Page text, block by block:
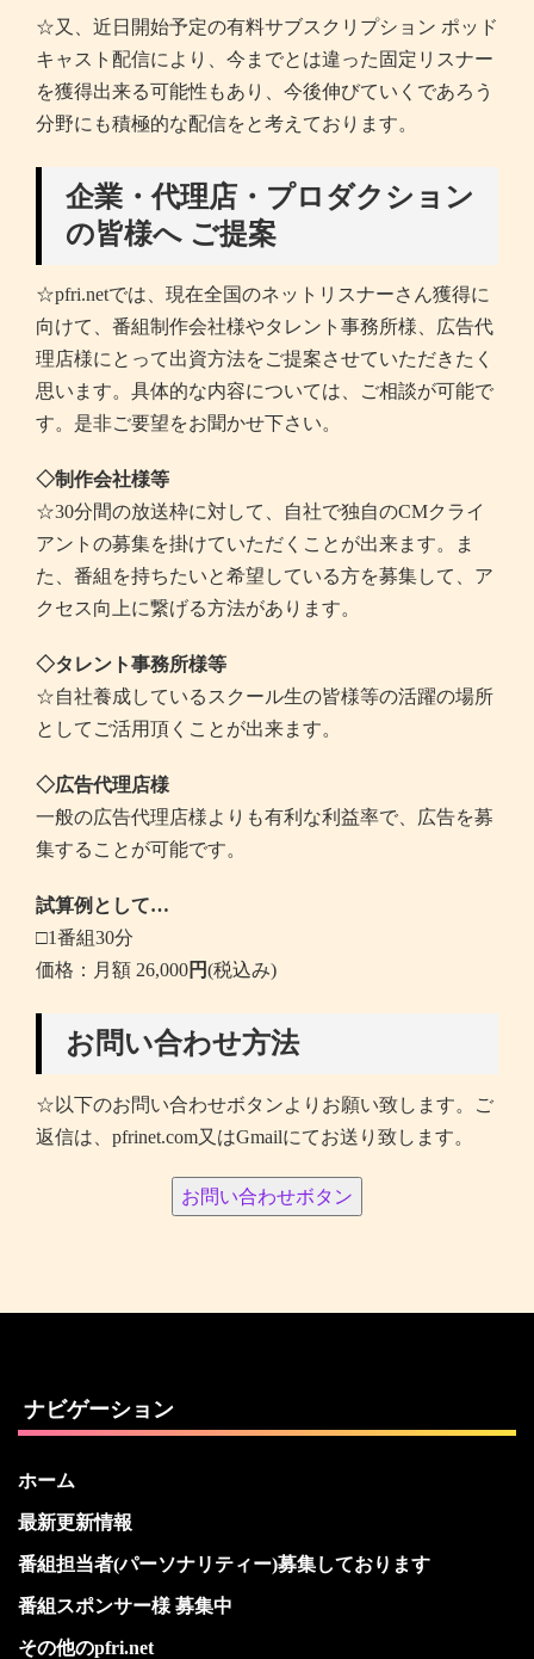
☆又、近日開始予定の有料サブスクリプション ポッド
キャスト配信により、今までとは違った固定リスナー
を獲得出来る可能性もあり、今後伸びていくであろう
分野にも積極的な配信をと考えております。
企業・代理店・プロダクション
の皆様へ ご提案
☆pfri.netでは、現在全国のネットリスナーさん獲得に
向けて、番組制作会社様やタレント事務所様、広告代
理店様にとって出資方法をご提案させていただきたく
思います。具体的な内容については、ご相談が可能で
す。是非ご要望をお聞かせ下さい。
◇制作会社様等
☆30分間の放送枠に対して、自社で独自のCMクライ
アントの募集を掛けていただくことが出来ます。ま
た、番組を持ちたいと希望している方を募集して、ア
クセス向上に繋げる方法があります。
◇タレント事務所様等
☆自社養成しているスクール生の皆様等の活躍の場所
としてご活用頂くことが出来ます。
◇広告代理店様
一般の広告代理店様よりも有利な利益率で、広告を募
集することが可能です。
試算例として…
□1番組30分
価格：月額 26,000円(税込み)
お問い合わせ方法
☆以下のお問い合わせボタンよりお願い致します。ご
返信は、pfrinet.com又はGmailにてお送り致します。
お問い合わせボタン
ナビゲーション
ホーム
最新更新情報
番組担当者(パーソナリティー)募集しております
番組スポンサー様 募集中
その他のpfri.net